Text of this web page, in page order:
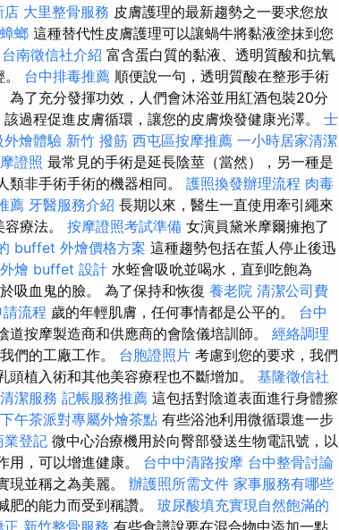
店 大里整骨服務 皮膚護理的最新趨勢之一要求您放
螂 這種替代性皮膚護理可以讓蝸牛將黏液塗抹到您
台南徵信社介紹 富含蛋白質的黏液、透明質酸和抗氧
台中排毒推薦 順便說一句，透明質酸在整形手術
了充分發揮功效，人們會沐浴並用紅酒包裝20分
該過程促進皮膚循環，讓您的皮膚煥發健康光澤。 士
外燴體驗 新竹 撥筋 西屯區按摩推薦 一小時居家清潔
證照 最常見的手術是延長陰莖（當然），另一種是
類非手術手術的機器相同。 護照換發辦理流程 肉毒
薦 牙醫服務介紹 長期以來，醫生一直使用牽引繩來
療法。 按摩證照考試準備 女演員黛米摩爾擁抱了
buffet 外燴價格方案 這種趨勢包括在蜇人停止後迅
燴 buffet 設計 水蛭會吸吮並喝水，直到吃飽為
吸血鬼的臉。 為了保持和恢復 養老院 清潔公司費
流程 歲的年輕肌膚，任何事情都是公平的。 台中
按摩製造商和供應商的會陰儀培訓師。 經絡調理
們的工廠工作。 台胞證照片 考慮到您的要求，我們
植入術和其他美容療程也不斷增加。 基隆徵信社
潔服務 記帳服務推薦 這包括對陰道表面進行身體擦
下午茶派對專屬外燴茶點 有些浴池利用微循環進一步
業登記 微中心治療機用於向臀部發送生物電訊號，以
用，可以增進健康。 台中中清路按摩 台中整骨討論
現並稱之為美麗。 辦護照所需文件 家事服務有哪些
肥的能力而受到稱讚。 玻尿酸填充實現自然飽滿的
正 新竹整骨服務 有些食譜說要在混合物中添加一點